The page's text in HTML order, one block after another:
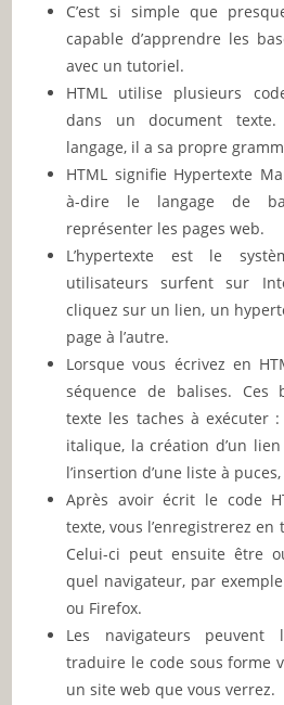
C’est si simple que
capable d’apprendre les
avec un tutoriel.
HTML utilise plusieurs
dans un document
langage, il a sa propre
HTML signifie Hypertexte
à-dire le langage de
représenter les pages web.
L’hypertexte est le
utilisateurs surfent sur
cliquez sur un lien, un
page à l’autre.
Lorsque vous écrivez en
séquence de balises. Ces
texte les taches à exécuter
italique, la création d’un
l’insertion d’une liste à
Après avoir écrit le code
texte, vous l’enregistrerez
Celui-ci peut ensuite être
quel navigateur, par
ou Firefox.
Les navigateurs
traduire le code sous forme
un site web que vous verrez.